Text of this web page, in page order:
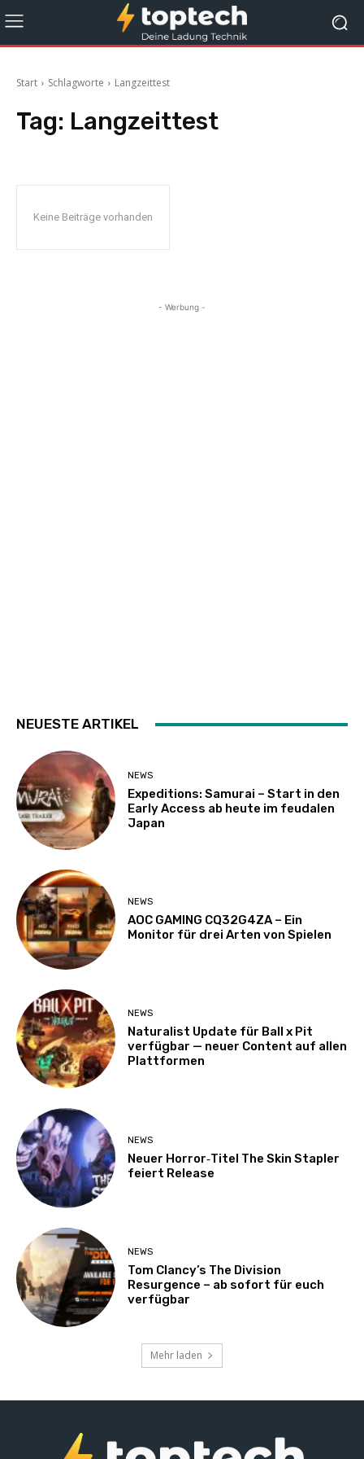
Start Schlagworte Langzeittest
Tag: Langzeittest
Keine Beiträge vorhanden
- Werbung -
NEUESTE ARTIKEL
NEWS
Expeditions: Samurai – Start in den
Early Access ab heute im feudalen
Japan
NEWS
AOC GAMING CQ32G4ZA – Ein
Monitor für drei Arten von Spielen
NEWS
Naturalist Update für Ball x Pit
verfügbar — neuer Content auf allen
Plattformen
NEWS
Neuer Horror‑Titel The Skin Stapler
feiert Release
NEWS
Tom Clancy’s The Division
Resurgence – ab sofort für euch
verfügbar
Mehr laden